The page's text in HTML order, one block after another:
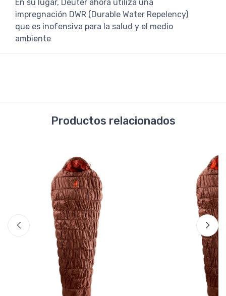
En su lugar, Deuter ahora utiliza una
impregnación DWR (Durable Water Repelency)
que es inofensiva para la salud y el medio
ambiente
Productos relacionados